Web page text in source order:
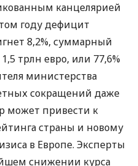
канцелярией
году дефицит
8,2%, суммарный
трлн евро, или 77,6%
министерства
сокращений даже
может привести к
страны и новому
в Европе. Эксперты
снижении курса